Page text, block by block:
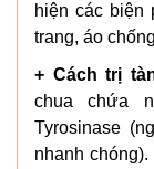
hiện các biện
trang, áo
+ Cách trị
chua chứa
Tyrosinase
nhanh